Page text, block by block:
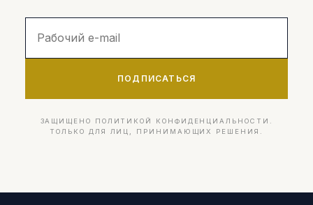
ПОДПИСАТЬСЯ
ЗАЩИЩЕНО ПОЛИТИКОЙ КОНФИДЕНЦИАЛЬНОСТИ.
ТОЛЬКО ДЛЯ ЛИЦ, ПРИНИМАЮЩИХ РЕШЕНИЯ.